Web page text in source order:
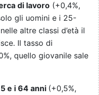
di lavoro (+0,4%,
gli uomini e i 25-
altre classi d’età il
Il tasso di
quello giovanile sale
e i 64 anni (+0,5%,